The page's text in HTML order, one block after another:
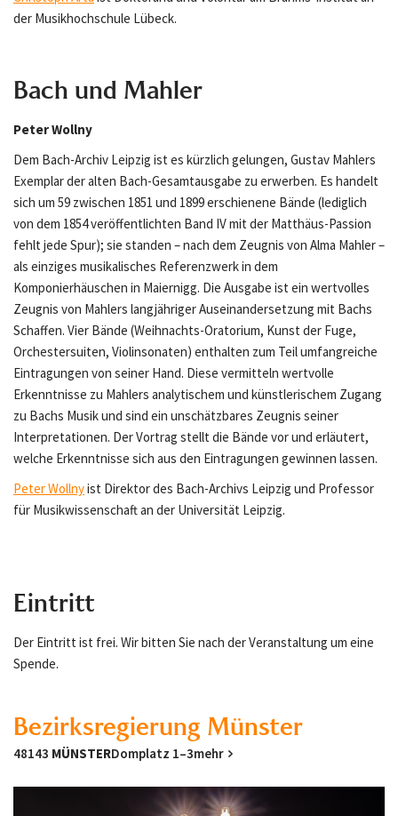
der Musikhochschule Lübeck.
Bach und Mahler
Peter Wollny
Dem Bach-Archiv Leipzig ist es kürzlich gelungen, Gustav Mahlers
Exemplar der alten Bach-Gesamtausgabe zu erwerben. Es handelt
sich um 59 zwischen 1851 und 1899 erschienene Bände (lediglich
von dem 1854 veröffentlichten Band IV mit der Matthäus-Passion
fehlt jede Spur); sie standen – nach dem Zeugnis von Alma Mahler –
als einziges musikalisches Referenzwerk in dem
Komponierhäuschen in Maiernigg. Die Ausgabe ist ein wertvolles
Zeugnis von Mahlers langjähriger Auseinandersetzung mit Bachs
Schaffen. Vier Bände (Weihnachts-Oratorium, Kunst der Fuge,
Orchestersuiten, Violinsonaten) enthalten zum Teil umfangreiche
Eintragungen von seiner Hand. Diese vermitteln wertvolle
Erkenntnisse zu Mahlers analytischem und künstlerischem Zugang
zu Bachs Musik und sind ein unschätzbares Zeugnis seiner
Interpretationen. Der Vortrag stellt die Bände vor und erläutert,
welche Erkenntnisse sich aus den Eintragungen gewinnen lassen.
Peter Wollnyist Direktor des Bach-Archivs Leipzig und Professor
für Musikwissenschaft an der Universität Leipzig.
Eintritt
Der Eintritt ist frei. Wir bitten Sie nach der Veranstaltung um eine
Spende.
Bezirksregierung Münster
48143 MÜNSTERDomplatz 1–3mehr